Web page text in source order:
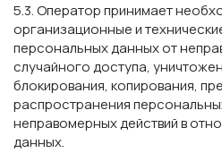
5.3. Оператор принимает
организационные и
персональных данных от
случайного доступа,
блокирования, копирования,
распространения
неправомерных действий в
данных.